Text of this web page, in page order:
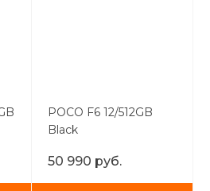
POCO F6 12/512GB
Black
50 990 руб.